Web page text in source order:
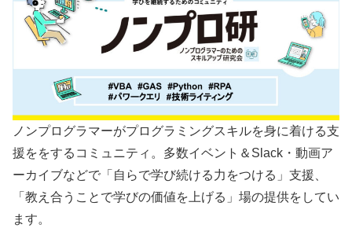
ノンプログラマーがプログラミングスキルを身に着ける支
援ををするコミュニティ。多数イベント＆Slack・動画ア
ーカイブなどで「自らで学び続ける力をつける」支援、
「教え合うことで学びの価値を上げる」場の提供をしてい
ます。